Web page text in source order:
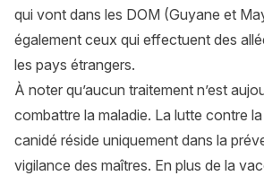
qui vont dans les DOM (Guyane et
également ceux qui effectuent des
les pays étrangers.
À noter qu’aucun traitement n’est
combattre la maladie. La lutte contre
canidé réside uniquement dans la
vigilance des maîtres. En plus de la